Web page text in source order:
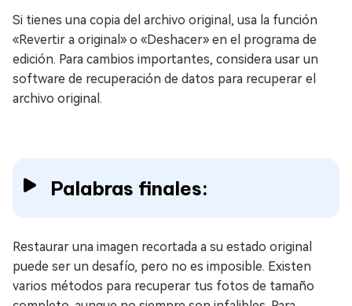
Si tienes una copia del archivo original, usa la función
«Revertir a original» o «Deshacer» en el programa de
edición. Para cambios importantes, considera usar un
software de recuperación de datos para recuperar el
archivo original.
Palabras finales:
Restaurar una imagen recortada a su estado original
puede ser un desafío, pero no es imposible. Existen
varios métodos para recuperar tus fotos de tamaño